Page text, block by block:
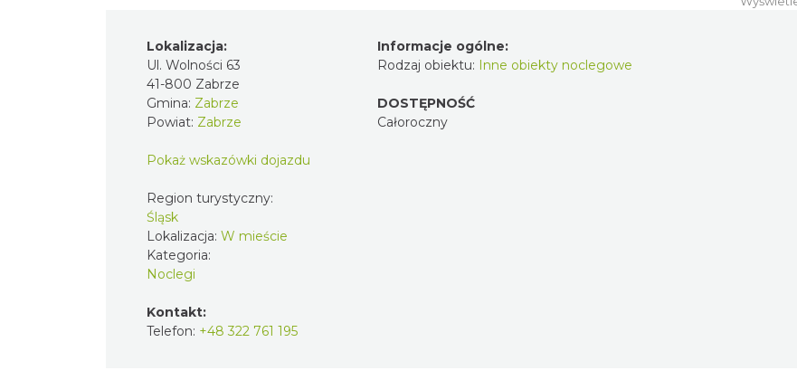
Lokalizacja:
Ul. Wolności 63
41-800 Zabrze
Gmina: Zabrze
Powiat: Zabrze
Pokaż wskazówki dojazdu
Region turystyczny:
Śląsk
Lokalizacja: W mieście
Kategoria:
Noclegi
Kontakt:
Telefon: +48 322 761 195
Informacje ogólne:
Rodzaj obiektu: Inne obiekty noclegowe
DOSTĘPNOŚĆ
Całoroczny